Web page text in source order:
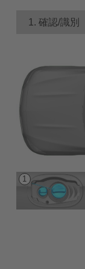
1. 確認/識別